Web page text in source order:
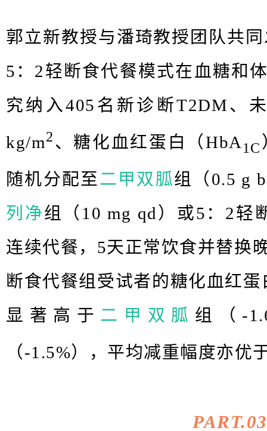
郭立新教授与潘琦教授团队共
5：2轻断食代餐模式在血糖和
究纳入405名新诊断T2DM、
kg/m2、糖化血红蛋白（HbA 1C
随机分配至二甲双胍组（0.5 g
列净组（10 mg qd）或5：2轻
连续代餐，5天正常饮食并替换
断食代餐组受试者的糖化血红
显著高于 二甲双胍 组（-
（-1.5%），平均减重幅度亦优
PART.03